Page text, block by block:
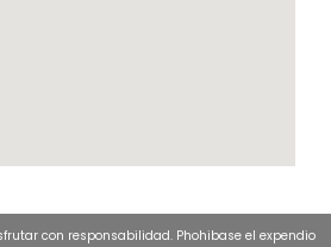
con responsabilidad. Phohibase el expendio